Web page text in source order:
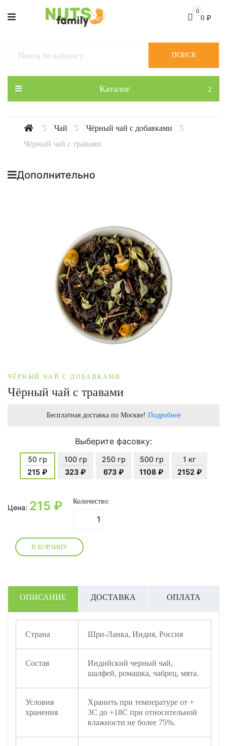
0
0 ₽
Каталог
ПОИСК
Чай
Чёрный чай с добавками
Чёрный чай с травами
Дополнительно
ЧЁРНЫЙ ЧАЙ С ДОБАВКАМИ
Чёрный чай с травами
Бесплатная доставка по Москве! Подробнее
Выберите фасовку:
50 гр
215 ₽
100 гр
323 ₽
250 гр
673 ₽
500 гр
1108 ₽
1 кг
2152 ₽
Цена: 215 ₽ Количество:
В КОРЗИНУ
ОПИСАНИЕ ДОСТАВКА ОПЛАТА
Страна Шри-Ланка, Индия, Россия
Состав
Индийский черный чай,
шалфей, ромашка, чабрец, мята.
Условия
хранения
Хранить при температуре от +
3С до +18С при относительной
влажности не более 75%.